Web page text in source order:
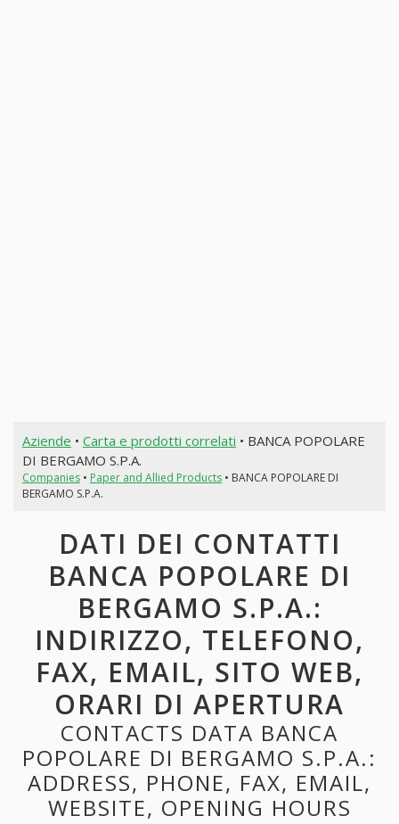
Aziende • Carta e prodotti correlati • BANCA POPOLARE
DI BERGAMO S.P.A.
Companies• Paper and Allied Products• BANCA POPOLARE DI
BERGAMO S.P.A.
DATI DEI CONTATTI
BANCA POPOLARE DI
BERGAMO S.P.A.:
INDIRIZZO, TELEFONO,
FAX, EMAIL, SITO WEB,
ORARI DI APERTURA
CONTACTS DATA BANCA
POPOLARE DI BERGAMO S.P.A.:
ADDRESS, PHONE, FAX, EMAIL,
WEBSITE, OPENING HOURS